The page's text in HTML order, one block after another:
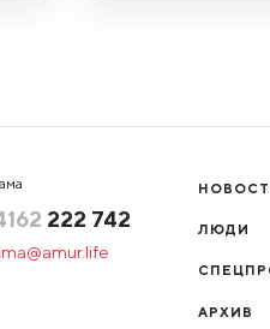
222 742 ЛЮДИ
АРХИВ